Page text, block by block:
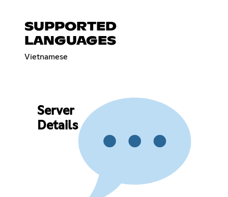
SUPPORTED
LANGUAGES
Vietnamese
Server
Details